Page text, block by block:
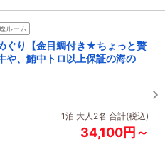
ルーム
ぐり【金目鯛付き★ちょっと贅
や、鮪中トロ以上保証の海の
1泊 大人2名 合計(税込)
34,100円～